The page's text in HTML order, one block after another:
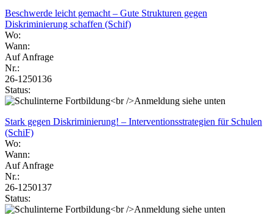
Beschwerde leicht gemacht – Gute Strukturen gegen
Diskriminierung schaffen (Schif)
Wo:
Wann:
Auf Anfrage
Nr.:
26-1250136
Status:
Stark gegen Diskriminierung! – Interventionsstrategien für Schulen
(SchiF)
Wo:
Wann:
Auf Anfrage
Nr.:
26-1250137
Status: